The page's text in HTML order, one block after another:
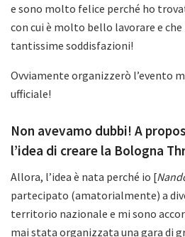
e sono molto felice perché ho
con cui è molto bello lavorare e che
tantissime soddisfazioni!
Ovviamente organizzerò l’evento
ufficiale!
Non avevamo dubbi! A
l’idea di creare la Bologna
Allora, l’idea è nata perché io [
partecipato (amatorialmente) a
territorio nazionale e mi sono
mai stata organizzata una gara di